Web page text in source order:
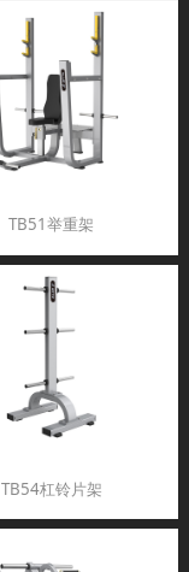
TB51举重架
TB54杠铃片架